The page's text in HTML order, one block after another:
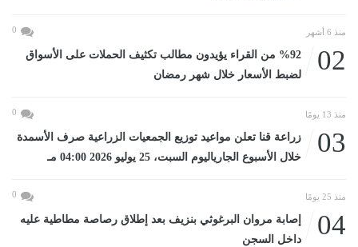
منذ 6 أشهر 0
02
%92 من القراء يؤيدون مطالب تكثيف الحملات على الأسواق
لضبط الأسعار خلال شهر رمضان
منذ 13 يومًا 0
03
زراعة قنا تعلن مواعيد توزيع الجمعيات الزراعية صرف الأسمدة
خلال الأسبوع الجارياليوم السبت، 25 يوليو 2026 04:00 مـ
منذ 25 يومًا 0
04
إصابة مروان البرغوثي بنزيف بعد إطلاق رصاصة مطاطية عليه
داخل السجن